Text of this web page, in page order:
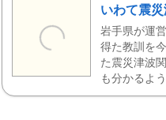
いわて震
岩手県が運
得た教訓を
た震災津波
も分かるよ